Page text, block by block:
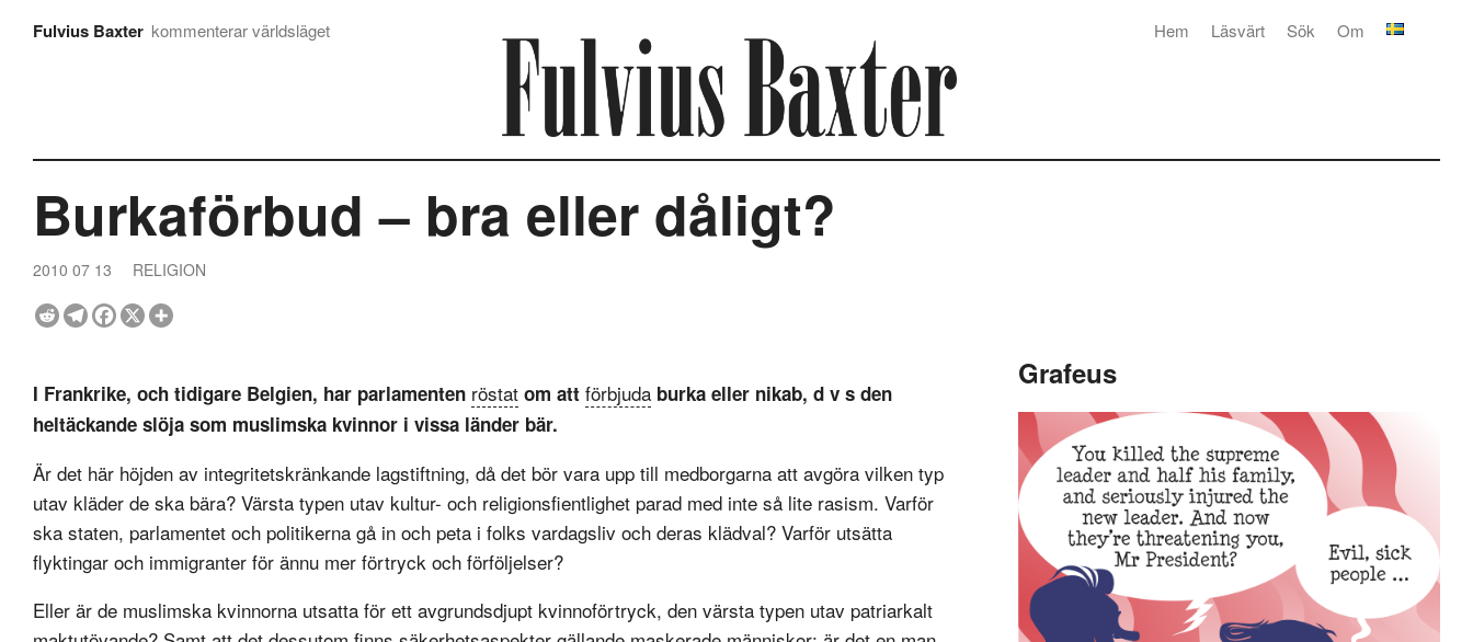
Fulvius Baxter kommenterar världsläget Om
Sök
Läsvärt
Hem
Burkaförbud – bra eller dåligt?
2010 07 13 RELIGION
I Frankrike, och tidigare Belgien, har parlamenten röstat om att förbjuda burka eller nikab, d v s den
heltäckande slöja som muslimska kvinnor i vissa länder bär.
Är det här höjden av integritetskränkande lagstiftning, då det bör vara upp till medborgarna att avgöra vilken typ
utav kläder de ska bära? Värsta typen utav kultur- och religionsfientlighet parad med inte så lite rasism. Varför
ska staten, parlamentet och politikerna gå in och peta i folks vardagsliv och deras klädval? Varför utsätta
flyktingar och immigranter för ännu mer förtryck och förföljelser?
Eller är de muslimska kvinnorna utsatta för ett avgrundsdjupt kvinnoförtryck, den värsta typen utav patriarkalt
Grafeus